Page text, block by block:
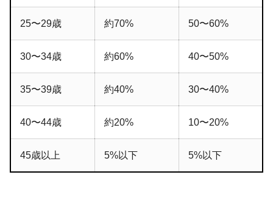
25〜29歳 約70% 50〜60%
30〜34歳 約60% 40〜50%
35〜39歳 約40% 30〜40%
40〜44歳 約20% 10〜20%
45歳以上 5%以下 5%以下